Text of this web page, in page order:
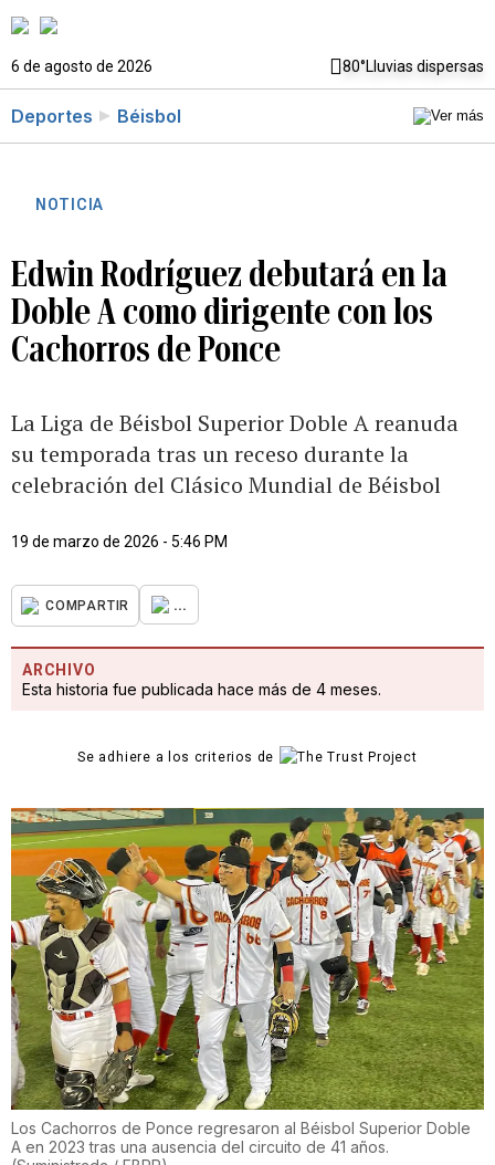
6 de agosto de 2026 80°Lluvias dispersas
Deportes Béisbol
NOTICIA
Edwin Rodríguez debutará en la
Doble A como dirigente con los
Cachorros de Ponce
La Liga de Béisbol Superior Doble A reanuda
su temporada tras un receso durante la
celebración del Clásico Mundial de Béisbol
19 de marzo de 2026 - 5:46 PM
COMPARTIR ...
ARCHIVO
Esta historia fue publicada hace más de 4 meses.
Se adhiere a los criterios de
Los Cachorros de Ponce regresaron al Béisbol Superior Doble
A en 2023 tras una ausencia del circuito de 41 años.